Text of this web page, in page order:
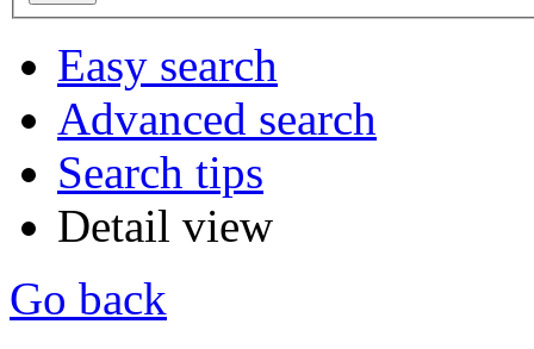
Easy search
Advanced search
Search tips
Detail view
Go back